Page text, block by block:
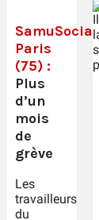
SamuSocial
Paris
(75) :
Plus
d’un
mois
de
grève
Les
travailleurs
du